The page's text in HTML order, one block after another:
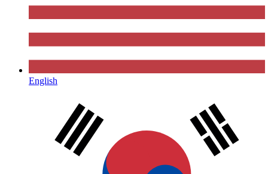
English